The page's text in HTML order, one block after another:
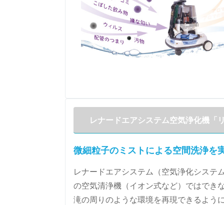
レナードエアシステム空気浄化機「
微細粒子のミストによる空間洗浄を
レナードエアシステム（空気浄化システ
の空気清浄機（イオン式など）ではでき
滝の周りのような環境を再現できるよう